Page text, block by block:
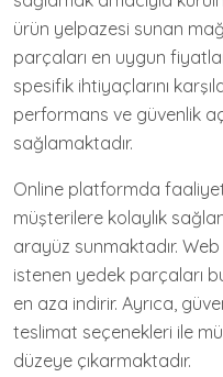
ürün yelpazesi sunan
parçaları en uygun
spesifik ihtiyaçlarını
performans ve güvenlik
sağlamaktadır.
Online platformda
müşterilere kolaylık
arayüz sunmaktadır.
istenen yedek parçaları
en aza indirir. Ayrıca,
teslimat seçenekleri ile
düzeye çıkarmaktadır.